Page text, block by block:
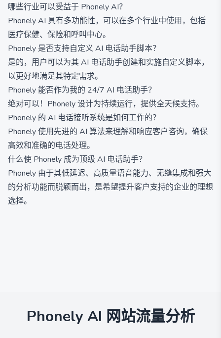
哪些行业可以受益于 Phonely AI？
Phonely AI 具有多功能性，可以在多个行业中使用，包括
医疗保健、保险和呼叫中心。
Phonely 是否支持自定义 AI 电话助手脚本？
是的，用户可以为其 AI 电话助手创建和实施自定义脚本，
以更好地满足其特定需求。
Phonely 能否作为我的 24/7 AI 电话助手？
绝对可以！Phonely 设计为持续运行，提供全天候支持。
Phonely 的 AI 电话接听系统是如何工作的？
Phonely 使用先进的 AI 算法来理解和响应客户咨询，确保
高效和准确的电话处理。
什么使 Phonely 成为顶级 AI 电话助手？
Phonely 由于其低延迟、高质量语音能力、无缝集成和强大
的分析功能而脱颖而出，是希望提升客户支持的企业的理想
选择。
Phonely AI 网站流量分析